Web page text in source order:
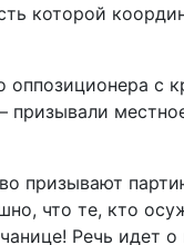
которой
с
призывают
что те, кто
Речь